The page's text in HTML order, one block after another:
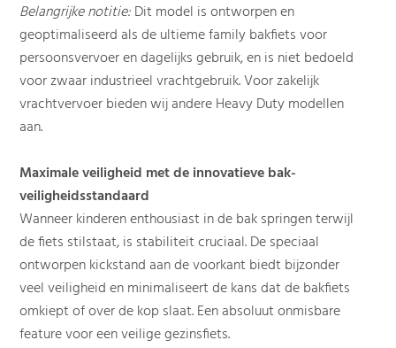
Belangrijke notitie:Dit model is ontworpen en
geoptimaliseerd als de ultieme family bakfiets voor
persoonsvervoer en dagelijks gebruik, en is niet bedoeld
voor zwaar industrieel vrachtgebruik. Voor zakelijk
vrachtvervoer bieden wij andere Heavy Duty modellen
aan.
Maximale veiligheid met de innovatieve bak-
veiligheidsstandaard
Wanneer kinderen enthousiast in de bak springen terwijl
de fiets stilstaat, is stabiliteit cruciaal. De speciaal
ontworpen kickstand aan de voorkant biedt bijzonder
veel veiligheid en minimaliseert de kans dat de bakfiets
omkiept of over de kop slaat. Een absoluut onmisbare
feature voor een veilige gezinsfiets.